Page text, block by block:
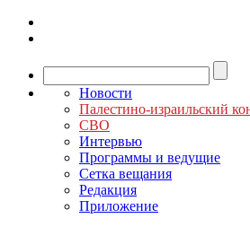
Новости
Палестино-израильский
СВО
Интервью
Программы и ведущие
Сетка вещания
Редакция
Приложение